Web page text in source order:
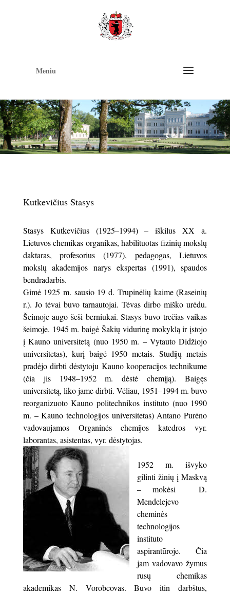
Meniu
Kutkevičius Stasys
Stasys Kutkevičius (1925–1994) – iškilus XX a.
Lietuvos chemikas organikas, habilituotas fizinių mokslų
daktaras, profesorius (1977), pedagogas, Lietuvos
mokslų akademijos narys ekspertas (1991), spaudos
bendradarbis.
Gimė 1925 m. sausio 19 d. Trupinėlių kaime (Raseinių
r.). Jo tėvai buvo tarnautojai. Tėvas dirbo miško urėdu.
Šeimoje augo šeši berniukai. Stasys buvo trečias vaikas
šeimoje. 1945 m. baigė Šakių vidurinę mokyklą ir įstojo
į Kauno universitetą (nuo 1950 m. – Vytauto Didžiojo
universitetas), kurį baigė 1950 metais. Studijų metais
pradėjo dirbti dėstytoju Kauno kooperacijos technikume
(čia jis 1948–1952 m. dėstė chemiją). Baigęs
universitetą, liko jame dirbti. Vėliau, 1951–1994 m. buvo
reorganizuoto Kauno politechnikos instituto (nuo 1990
m. – Kauno technologijos universitetas) Antano Purėno
vadovaujamos Organinės chemijos katedros vyr.
laborantas, asistentas, vyr. dėstytojas.
1952 m. išvyko
gilinti žinių į Maskvą
– mokėsi D.
Mendelejevo
cheminės
technologijos
instituto
aspirantūroje. Čia
jam vadovavo žymus
rusų chemikas
akademikas N. Vorobcovas. Buvo itin darbštus,